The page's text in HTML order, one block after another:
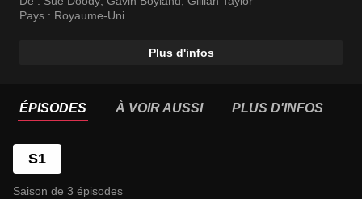
Pays : Royaume-Uni
Plus d'infos
ÉPISODES À VOIR AUSSI PLUS D'INFOS
S1
Saison de 3 épisodes